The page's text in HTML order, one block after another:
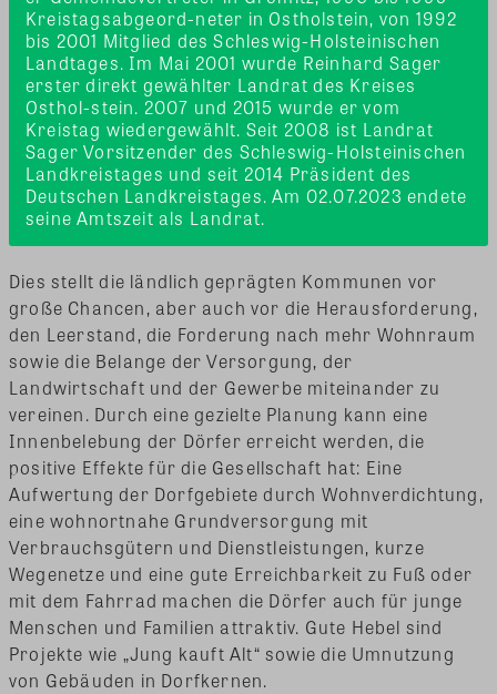
Kreistagsabgeord-neter in Ostholstein, von 1992
bis 2001 Mitglied des Schleswig-Holsteinischen
Landtages. Im Mai 2001 wurde Reinhard Sager
erster direkt gewählter Landrat des Kreises
Osthol-stein. 2007 und 2015 wurde er vom
Kreistag wiedergewählt. Seit 2008 ist Landrat
Sager Vorsitzender des Schleswig-Holsteinischen
Landkreistages und seit 2014 Präsident des
Deutschen Landkreistages. Am 02.07.2023 endete
seine Amtszeit als Landrat.
Dies stellt die ländlich geprägten Kommunen vor
große Chancen, aber auch vor die Herausforderung,
den Leerstand, die Forderung nach mehr Wohnraum
sowie die Belange der Versorgung, der
Landwirtschaft und der Gewerbe miteinander zu
vereinen. Durch eine gezielte Planung kann eine
Innenbelebung der Dörfer erreicht werden, die
positive Effekte für die Gesellschaft hat: Eine
Aufwertung der Dorfgebiete durch Wohnverdichtung,
eine wohnortnahe Grundversorgung mit
Verbrauchsgütern und Dienstleistungen, kurze
Wegenetze und eine gute Erreichbarkeit zu Fuß oder
mit dem Fahrrad machen die Dörfer auch für junge
Menschen und Familien attraktiv. Gute Hebel sind
Projekte wie „Jung kauft Alt“ sowie die Umnutzung
von Gebäuden in Dorfkernen.